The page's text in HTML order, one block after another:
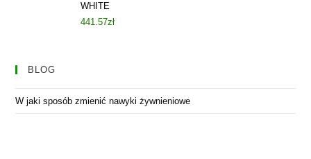
WHITE
441.57zł
BLOG
W jaki sposób zmienić nawyki żywnieniowe